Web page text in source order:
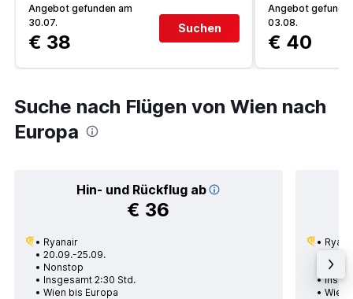
Angebot gefunden am
30.07.
€ 38
Suchen
Angebot
03.08.
€ 40
Suche nach Flügen von Wien nach
Europa
Hin- und Rückflug ab
€ 36
Ryanair
20.09.-25.09.
Nonstop
Insgesamt 2:30 Std.
Wien bis Europa
Wien